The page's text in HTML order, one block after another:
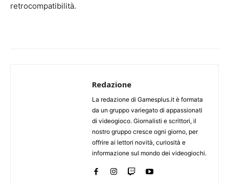
retrocompatibilità.
Redazione
La redazione di Gamesplus.it è formata
da un gruppo variegato di appassionati
di videogioco. Giornalisti e scrittori, il
nostro gruppo cresce ogni giorno, per
offrire ai lettori novità, curiosità e
informazione sul mondo dei videogiochi.